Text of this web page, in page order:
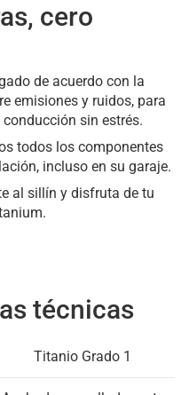
cero
de acuerdo con la
emisiones y ruidos, para
sin estrés.
todos los componentes
incluso en su garaje.
al sillín y disfruta de tu
técnicas
Titanio Grado 1